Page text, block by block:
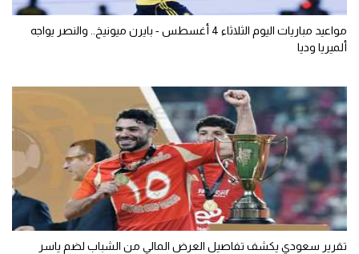
مواعيد مباريات اليوم الثلاثاء 4 أغسطس - بايرن ميونيخ.. والنصر يواجه
ألميريا وديا
تقرير سعودي يكشف تفاصيل العرض المالي من الشباب لضم ياسر